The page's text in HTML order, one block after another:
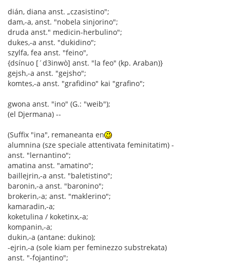
dián, diana anst. „czasistino";
dam,-a, anst. "nobela sinjorino";
druda anst." medicin-herbulino";
dukes,-a anst. "dukidino";
szylfa, fea anst. "feino",
{dsínuo [´d3inwò] anst. "la feo" (kp. Araban)}
gejsh,-a anst. "gejsho";
komtes,-a anst. "grafidino" kai "grafino";
gwona anst. "ino" (G.: "weib");
(el Djermana) --
(Suffix "ina", remaneanta en
alumnina (sze speciale attentivata feminitatim) -
anst. "lernantino";
amatina anst. "amatino";
baillejrin,-a anst. "baletistino";
baronin,-a anst. "baronino";
brokerin,-a; anst. "maklerino";
kamaradin,-a;
koketulina / koketinx,-a;
kompanin,-a;
dukin,-a (antane: dukino);
-ejrin,-a (sole kiam per feminezzo substrekata)
anst. "-fojantino";